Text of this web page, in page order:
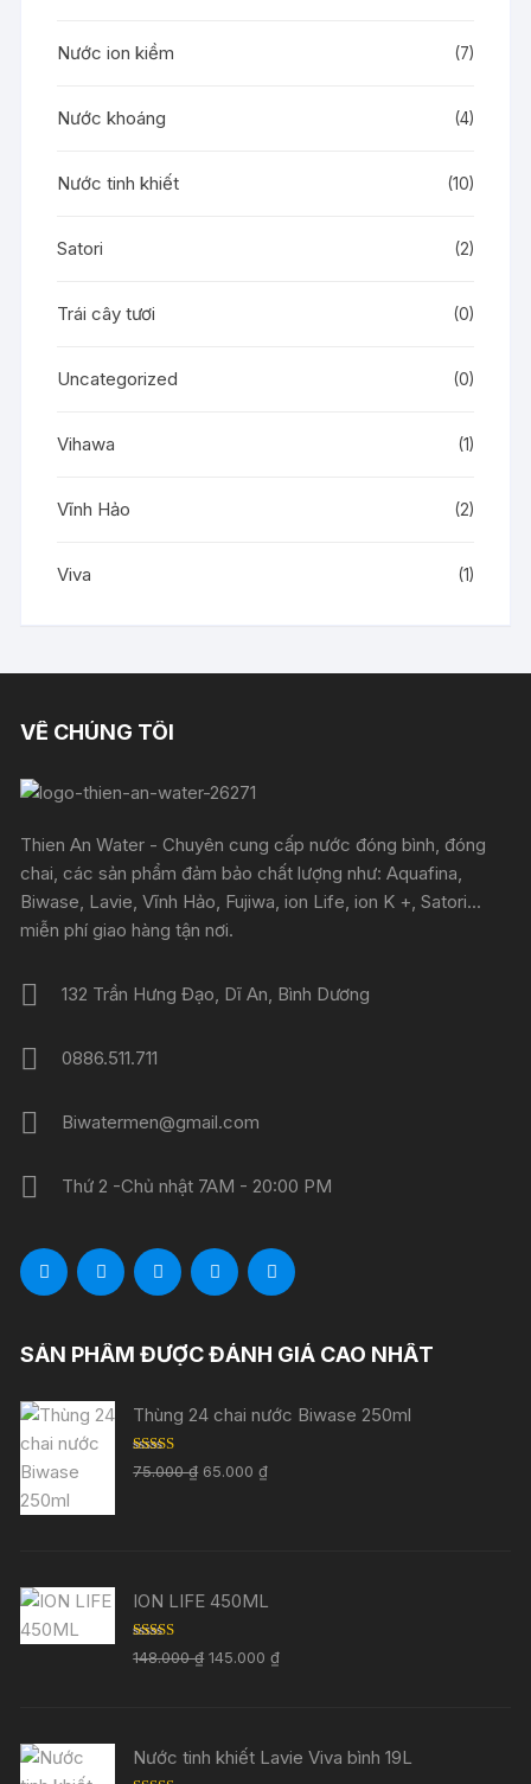
Nước ion kiềm (7)
Nước khoáng (4)
Nước tinh khiết (10)
Satori (2)
Trái cây tươi (0)
Uncategorized (0)
Vihawa (1)
Vĩnh Hảo (2)
Viva (1)
VỀ CHÚNG TÔI
Thien An Water - Chuyên cung cấp nước đóng bình, đóng
chai, các sản phẩm đảm bảo chất lượng như: Aquafina,
Biwase, Lavie, Vĩnh Hảo, Fujiwa, ion Life, ion K +, Satori...
miễn phí giao hàng tận nơi.
132 Trần Hưng Đạo, Dĩ An, Bình Dương
0886.511.711
Biwatermen@gmail.com
Thứ 2 -Chủ nhật 7AM - 20:00 PM
SẢN PHẨM ĐƯỢC ĐÁNH GIÁ CAO NHẤT
Thùng 24 chai nước Biwase 250ml
Được xếp
hạng5.00 5
75.000₫ Giá
65.000₫Giá
ION LIFE 450ML
Được xếp
hạng5.005
148.000₫ Giá
145.000₫Giá
145.000 ₫.
Nước tinh khiết Lavie Viva bình 19L